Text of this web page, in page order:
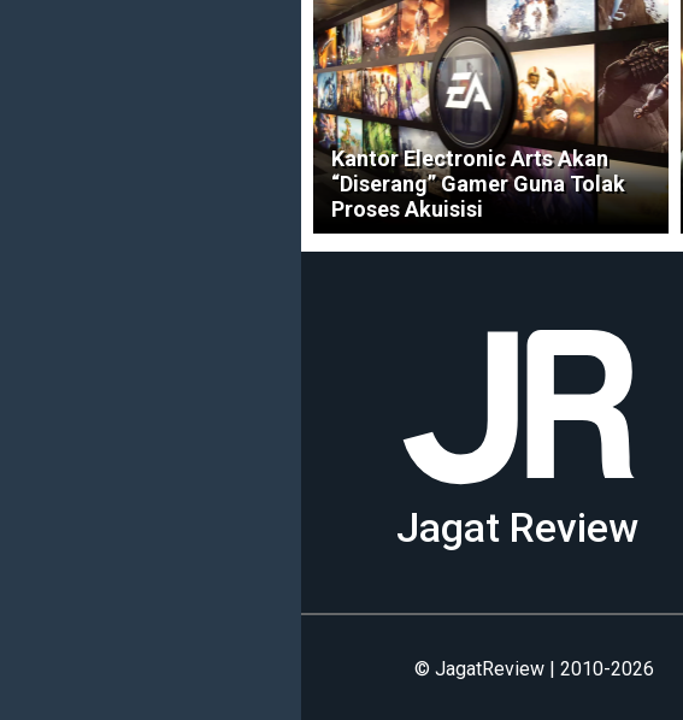
Kantor Electronic Arts Akan
“Diserang” Gamer Guna Tolak
Proses Akuisisi
Jagat Review
© JagatReview | 2010-2026